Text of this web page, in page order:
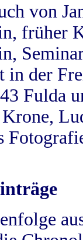
von
früher
in der
Fulda